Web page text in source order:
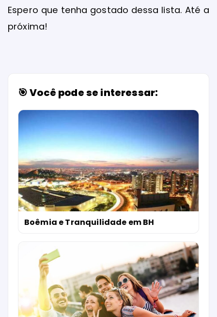
Espero que tenha gostado dessa lista. Até a
próxima!
🎯 Você pode se interessar:
Boêmia e Tranquilidade em BH